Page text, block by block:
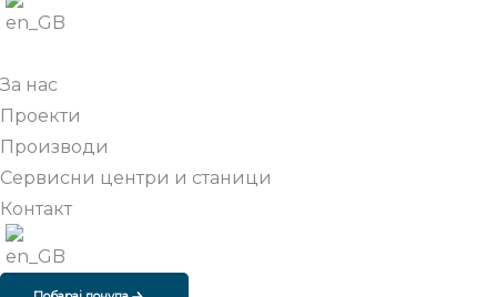
За нас
Проекти
Производи
Сервисни центри и станици
Контакт